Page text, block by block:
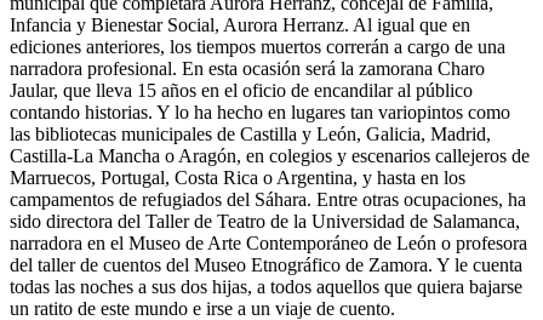
Infancia y Bienestar Social, Aurora Herranz. Al igual que en
ediciones anteriores, los tiempos muertos correrán a cargo de una
narradora profesional. En esta ocasión será la zamorana Charo
Jaular, que lleva 15 años en el oficio de encandilar al público
contando historias. Y lo ha hecho en lugares tan variopintos como
las bibliotecas municipales de Castilla y León, Galicia, Madrid,
Castilla-La Mancha o Aragón, en colegios y escenarios callejeros de
Marruecos, Portugal, Costa Rica o Argentina, y hasta en los
campamentos de refugiados del Sáhara. Entre otras ocupaciones, ha
sido directora del Taller de Teatro de la Universidad de Salamanca,
narradora en el Museo de Arte Contemporáneo de León o profesora
del taller de cuentos del Museo Etnográfico de Zamora. Y le cuenta
todas las noches a sus dos hijas, a todos aquellos que quiera bajarse
un ratito de este mundo e irse a un viaje de cuento.